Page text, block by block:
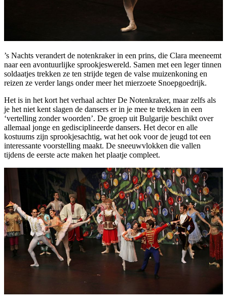
’s Nachts verandert de notenkraker in een prins, die Clara meeneemt
naar een avontuurlijke sprookjeswereld. Samen met een leger tinnen
soldaatjes trekken ze ten strijde tegen de valse muizenkoning en
reizen ze verder langs onder meer het mierzoete Snoepgoedrijk.
Het is in het kort het verhaal achter De Notenkraker, maar zelfs als
je het niet kent slagen de dansers er in je mee te trekken in een
‘vertelling zonder woorden’. De groep uit Bulgarije beschikt over
allemaal jonge en gedisciplineerde dansers. Het decor en alle
kostuums zijn sprookjesachtig, wat het ook voor de jeugd tot een
interessante voorstelling maakt. De sneeuwvlokken die vallen
tijdens de eerste acte maken het plaatje compleet.